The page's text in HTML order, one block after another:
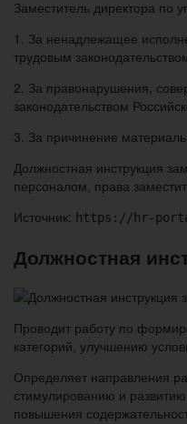
Заместитель директора по
1. За ненадлежащее
трудовым
2. За правонарушения,
законодательством
3. За причинение
Должностная инструкция
персоналом, права
Источник: https://hr-
Должностная
Проводит работу по
категорий, улучшению
Определяет направления
стимулированию и
повышения